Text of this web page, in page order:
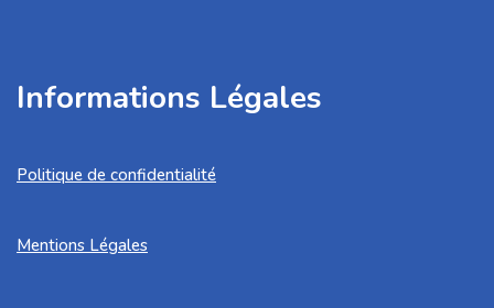
Informations Légales
Politique de confidentialité
Mentions Légales